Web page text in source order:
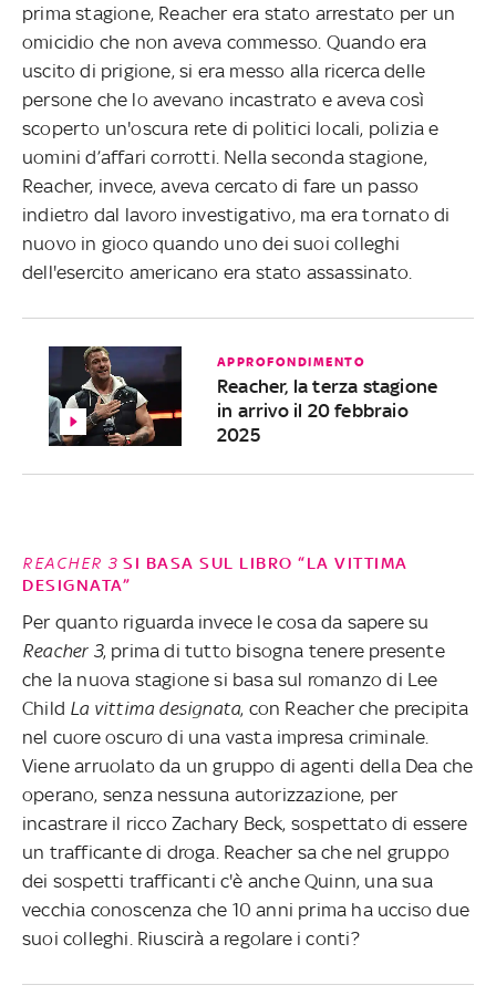
prima stagione, Reacher era stato arrestato per un
omicidio che non aveva commesso. Quando era
uscito di prigione, si era messo alla ricerca delle
persone che lo avevano incastrato e aveva così
scoperto un'oscura rete di politici locali, polizia e
uomini d’affari corrotti. Nella seconda stagione,
Reacher, invece, aveva cercato di fare un passo
indietro dal lavoro investigativo, ma era tornato di
nuovo in gioco quando uno dei suoi colleghi
dell'esercito americano era stato assassinato.
APPROFONDIMENTO
Reacher, la terza stagione
in arrivo il 20 febbraio
2025
REACHER 3 SI BASA SUL LIBRO “LA VITTIMA
DESIGNATA”
Per quanto riguarda invece le cosa da sapere su
Reacher 3, prima di tutto bisogna tenere presente
che la nuova stagione si basa sul romanzo di Lee
Child La vittima designata, con Reacher che precipita
nel cuore oscuro di una vasta impresa criminale.
Viene arruolato da un gruppo di agenti della Dea che
operano, senza nessuna autorizzazione, per
incastrare il ricco Zachary Beck, sospettato di essere
un trafficante di droga. Reacher sa che nel gruppo
dei sospetti trafficanti c'è anche Quinn, una sua
vecchia conoscenza che 10 anni prima ha ucciso due
suoi colleghi. Riuscirà a regolare i conti?